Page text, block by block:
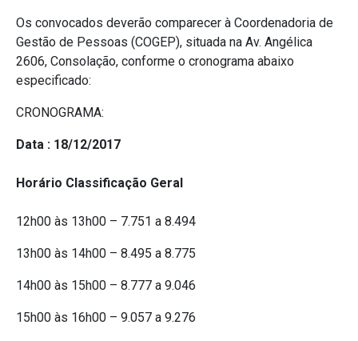
Os convocados deverão comparecer à Coordenadoria de
Gestão de Pessoas (COGEP), situada na Av. Angélica
2606, Consolação, conforme o cronograma abaixo
especificado:
CRONOGRAMA:
Data : 18/12/2017
Horário Classificação Geral
12h00 às 13h00 – 7.751 a 8.494
13h00 às 14h00 – 8.495 a 8.775
14h00 às 15h00 – 8.777 a 9.046
15h00 às 16h00 – 9.057 a 9.276